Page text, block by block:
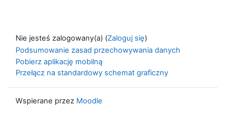
Nie jesteś zalogowany(a) (Zaloguj się)
Podsumowanie zasad przechowywania danych
Pobierz aplikację mobilną
Przełącz na standardowy schemat graficzny
Wspierane przez Moodle